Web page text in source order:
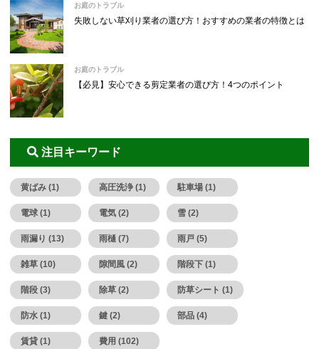
お庭のトラブル
失敗しない草刈り業者の選び方！おすすめの業者の特徴とは
お庭のトラブル
【必見】安心できる剪定業者の選び方！4つのポイント
注目キーワード
黄ばみ (1) 高圧洗浄 (1) 駐車場 (1)
電球 (1) 電気 (2) 雪 (2)
雨漏り (13) 雨樋 (7) 雨戸 (5)
雑草 (10) 隙間風 (2) 階段下 (1)
階段 (3) 除草 (2) 防草シート (1)
防水 (1) 鍵 (2) 部品 (4)
賃貸 (1) 費用 (102)